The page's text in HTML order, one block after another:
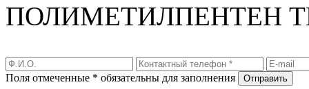
ПОЛИМЕТИЛПЕНТЕН
Поля отмеченные * обязательны для заполнения